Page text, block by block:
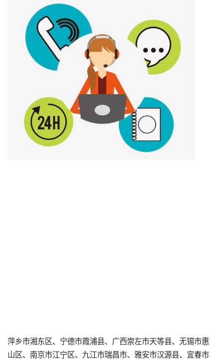
萍乡市湘东区、宁德市霞浦县、广西崇左市天等县、无锡市惠
山区、南京市江宁区、九江市瑞昌市、雅安市汉源县、宜春市